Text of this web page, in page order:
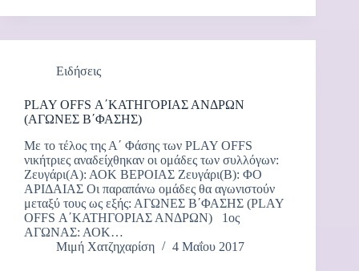
Ειδήσεις
PLAY OFFS Α΄ΚΑΤΗΓΟΡΙΑΣ ΑΝΔΡΩΝ
(ΑΓΩΝΕΣ Β΄ΦΑΣΗΣ)
Με το τέλος της Α΄ Φάσης των PLAY OFFS
νικήτριες αναδείχθηκαν οι ομάδες των συλλόγων:
Ζευγάρι(Α): ΑΟΚ ΒΕΡΟΙΑΣ Ζευγάρι(Β): ΦΟ
ΑΡΙΔΑΙΑΣ Οι παραπάνω ομάδες θα αγωνιστούν
μεταξύ τους ως εξής: ΑΓΩΝΕΣ Β΄ΦΑΣΗΣ (PLAY
OFFS Α΄ΚΑΤΗΓΟΡΙΑΣ ΑΝΔΡΩΝ) 1ος
ΑΓΩΝΑΣ: ΑΟΚ…
Μιμή Χατζηχαρίση
4 Μαΐου 2017